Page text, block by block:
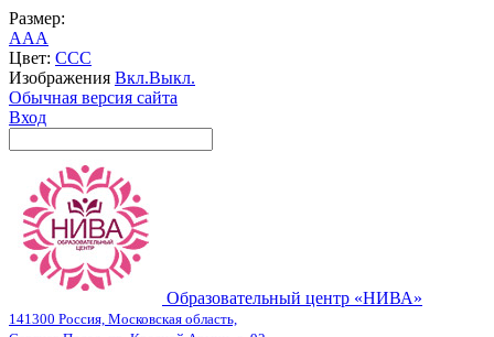
Размер:
AAA
Цвет: CCC
Изображения Вкл.Выкл.
Обычная версия сайта
Вход
Образовательный центр «НИВА»
141300 Россия, Московская область,